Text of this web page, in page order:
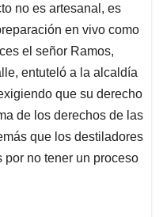
no es artesanal, es
en vivo como
el señor Ramos,
entuteló a la alcaldía
que su derecho
de los derechos de las
que los destiladores
no tener un proceso